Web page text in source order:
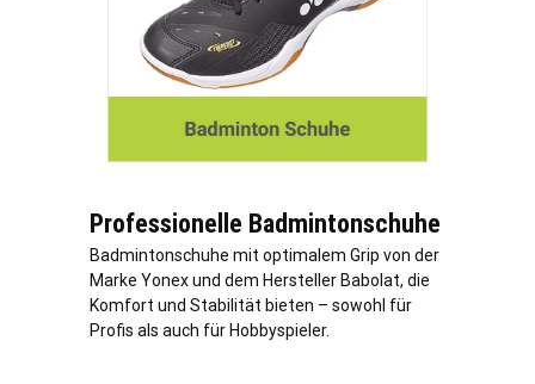
Professionelle Badmintonschuhe
Badmintonschuhe mit optimalem Grip von der
Marke Yonex und dem Hersteller Babolat, die
Komfort und Stabilität bieten – sowohl für
Profis als auch für Hobbyspieler.